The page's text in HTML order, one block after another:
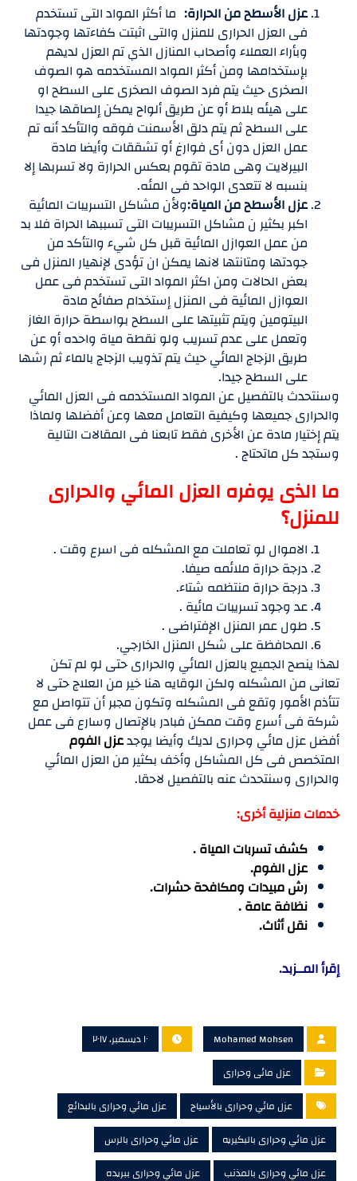
عزل الأسطح من الحرارة: ما أكثر المواد التى تستخدم
فى العزل الحرارى للمنزل والتى اثبتت كفاءتها وجودتها
وبأراء العملاء وأصحاب المنازل الذي تم العزل لديهم
بإستخدامها ومن أكثر المواد المستخدمه هو الصوف
الصخرى حيث يتم فرد الصوف الصخرى على السطح او
على هيئه بلاط أو عن طريق ألواح يمكن إلصاقها جيدا
على السطح ثم يتم دلق الأسمنت فوقه والتأكد أنه تم
عمل العزل دون أى فوارغ أو تشققات وأيضا مادة
البيرلايت وهى مادة تقوم بعكس الحرارة ولا تسربها إلا
بنسبه لا تتعدى الواحد فى المئه.
عزل الأسطح من المياة:ولأن مشاكل التسريبات المائية
اكبر بكثير ن مشاكل التسريبات التى تسببها الحراة فلا بد
من عمل العوازل المائية قبل كل شيء والتأكد من
جودتها ومتانتها لانها يمكن ان تؤدى لإنهيار المنزل فى
بعض الحالات ومن اكثر المواد التى تستخدم فى عمل
العوازل المائية فى المنزل إستخدام صفائح مادة
البيتومين ويتم تثبيتها على السطح بواسطة حرارة الغاز
وتعمل على عدم تسريب ولو نقطة مياة واحده أو عن
طريق الزجاج المائي حيث يتم تذويب الزجاج بالماء ثم رشها
على السطح جيدا.
وسنتحدث بالتفصيل عن المواد المستخدمه فى العزل المائي
والحرارى جميعها وكيفية التعامل معها وعن أفضلها ولماذا
يتم إختيار مادة عن الأخرى فقط تابعنا فى المقالات التالية
وستجد كل ماتحتاج .
ما الذى يوفره العزل المائي والحرارى
للمنزل؟
الاموال لو تعاملت مع المشكله فى اسرع وقت .
درجة حرارة ملائمه صيفا.
درجة حرارة منتظمه شتاء.
عد وجود تسريبات مائية .
طول عمر المنزل الإفتراضى .
المحافظة على شكل المنزل الخارجي.
لهذا ينصح الجميع بالعزل المائي والحرارى حتى لو لم تكن
تعانى من المشكله ولكن الوقايه هنا خير من العلاج حتى لا
تتأذم الأمور وتقع فى المشكله وتكون مجبر أن تتواصل مع
شركة فى أسرع وقت ممكن فبادر بالإتصال وسارع فى عمل
أفضل عزل مائي وحرارى لديك وأيضا يوجدعزل الفوم
المتخصص فى كل المشاكل وأخف بكثير من العزل المائي
والحرارى وسنتحدث عنه بالتفصيل لاحقا.
خدمات منزلية أخرى:
كشف تسربات المياة .
عزل الفوم.
رش مبيدات ومكافحة حشرات.
نظافة عامة .
نقل أثاث.
إقرأ المــزبد.
Mohamed Mohsen
١٠ ديسمبر، ٢٠١٧
عزل مائى وحرارى
عزل مائي وحرارى بالأسياح
عزل مائي وحرارى بالبدائع
عزل مائي وحرارى بالبكيريه
عزل مائي وحرارى بالرس
عزل مائي وحرارى بالمذنب
عزل مائي وحرارى ببريده